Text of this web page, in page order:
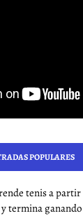
POPULARES
tenis a
termina